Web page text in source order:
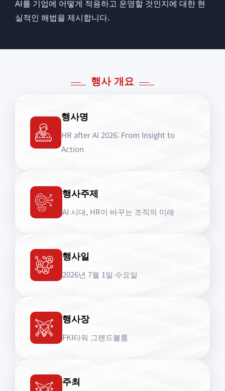
AI를 기업에 어떻게 적용하고 운영할 것인지에 대한 현
실적인 해법을 제시합니다.
행사 개요
행사명
HR after AI 2026: From Insight to
Action
행사주제
AI 시대, HR이 바꾸는 조직의 미래
행사일
2026년 7월 1일 수요일
행사장
FKI타워 그랜드볼룸
주최